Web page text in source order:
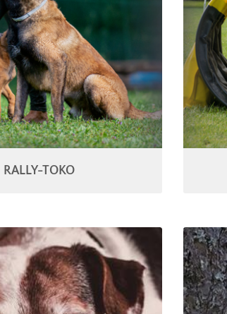
RALLY-TOKO